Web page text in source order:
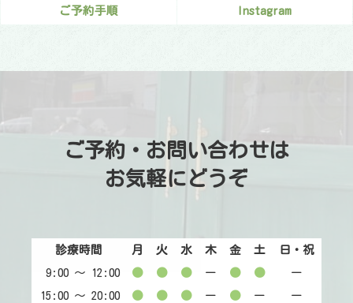
ご予約手順 Instagram
ご予約・お問い合わせは
お気軽にどうぞ
診療時間 月 火 水 木 金 土
日・祝
9:00 〜 12:00
● ● ● ー ● ●
ー
15:00 〜 20:00
● ● ● ー ● ー ー